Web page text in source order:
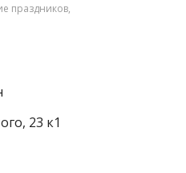
праздников,
23 к1